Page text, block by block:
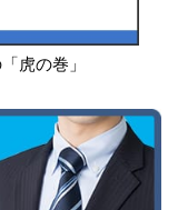
虎の巻」